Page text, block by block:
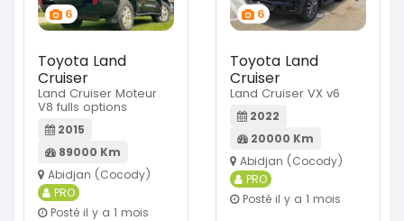
6
Toyota Land
Cruiser
Land Cruiser Moteur
V8 fulls options
2015
89000 Km
Abidjan (Cocody)
PRO
Posté il y a 1 mois
6
Toyota Land
Cruiser
Land Cruiser VX v6
2022
20000 Km
Abidjan (Cocody)
PRO
Posté il y a 1 mois